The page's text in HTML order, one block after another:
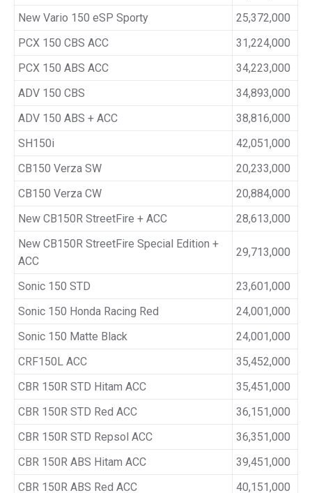
New Vario 150 eSP Sporty
25,372,000
PCX 150 CBS ACC
31,224,000
PCX 150 ABS ACC
34,223,000
ADV 150 CBS
34,893,000
ADV 150 ABS + ACC
38,816,000
SH150i
42,051,000
CB150 Verza SW
20,233,000
CB150 Verza CW
20,884,000
New CB150R StreetFire + ACC
28,613,000
New CB150R StreetFire Special Edition +
ACC
29,713,000
Sonic 150 STD
23,601,000
Sonic 150 Honda Racing Red
24,001,000
Sonic 150 Matte Black
24,001,000
CRF150L ACC
35,452,000
CBR 150R STD Hitam ACC
35,451,000
CBR 150R STD Red ACC
36,151,000
CBR 150R STD Repsol ACC
36,351,000
CBR 150R ABS Hitam ACC
39,451,000
CBR 150R ABS Red ACC
40,151,000